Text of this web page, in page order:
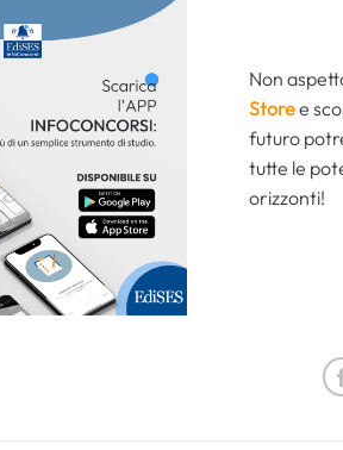
Non
Storee
futuro
tutte le
orizzonti!